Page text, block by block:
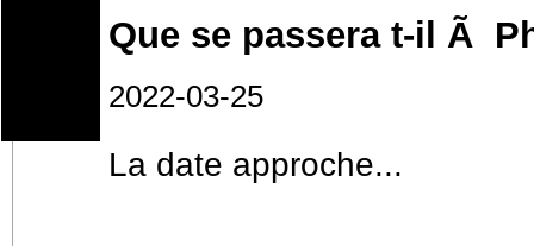
Que se passera t-il Ã
2022-03-25
La date approche...